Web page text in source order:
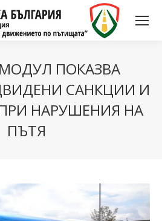
ПОКАЗВА
САНКЦИИ И
НАРУШЕНИЯ НА
ПЪТЯ